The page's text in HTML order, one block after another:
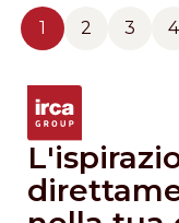
Pagina
1 Pagina
2 Pagina
3 4